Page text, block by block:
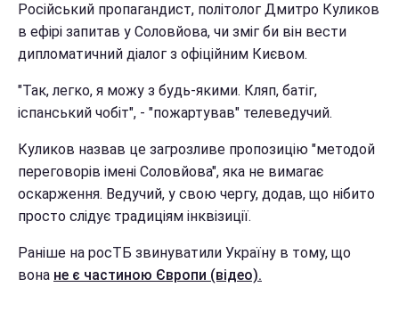
Російський пропагандист, політолог Дмитро Куликов
в ефірі запитав у Соловйова, чи зміг би він вести
дипломатичний діалог з офіційним Києвом.
"Так, легко, я можу з будь-якими. Кляп, батіг,
іспанський чобіт", - "пожартував" телеведучий.
Куликов назвав це загрозливе пропозицію "методой
переговорів імені Соловйова", яка не вимагає
оскарження. Ведучий, у свою чергу, додав, що нібито
просто слідує традиціям інквізиції.
Раніше на росТБ звинуватили Україну в тому, що
вона не є частиною Європи (відео).